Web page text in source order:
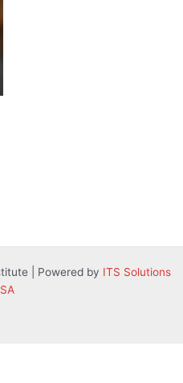
| Powered by ITS Solutions